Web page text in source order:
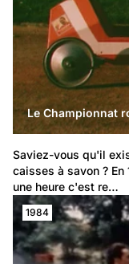
Le Championnat
Saviez-vous qu'il
caisses à savon ?
une heure c'est re…
1984